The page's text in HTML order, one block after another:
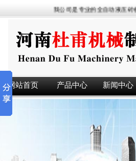
我公司是专业的全自动液压砖机
网站首页 产品中心 新闻中心